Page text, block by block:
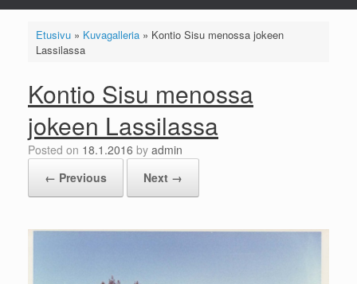
Etusivu» Kuvagalleria» Kontio Sisu menossa jokeen
Lassilassa
Kontio Sisu menossa
jokeen Lassilassa
Posted on 18.1.2016 by admin
← Previous
Next →